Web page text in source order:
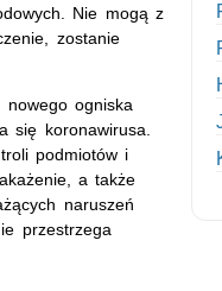
Nie mogą z
zostanie
ogniska
się koronawirusa.
podmiotów i
a także
naruszeń
przestrzega